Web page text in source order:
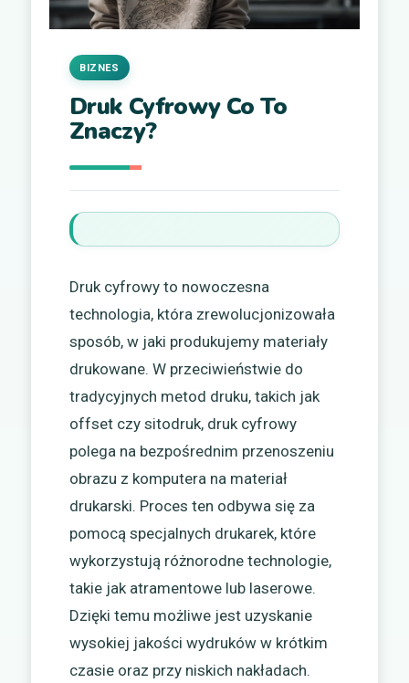
Druk Cyfrowy Co To
Znaczy?
BIZNES
Druk cyfrowy to nowoczesna
technologia, która zrewolucjonizowała
sposób, w jaki produkujemy materiały
drukowane. W przeciwieństwie do
tradycyjnych metod druku, takich jak
offset czy sitodruk, druk cyfrowy
polega na bezpośrednim przenoszeniu
obrazu z komputera na materiał
drukarski. Proces ten odbywa się za
pomocą specjalnych drukarek, które
wykorzystują różnorodne technologie,
takie jak atramentowe lub laserowe.
Dzięki temu możliwe jest uzyskanie
wysokiej jakości wydruków w krótkim
czasie oraz przy niskich nakładach.